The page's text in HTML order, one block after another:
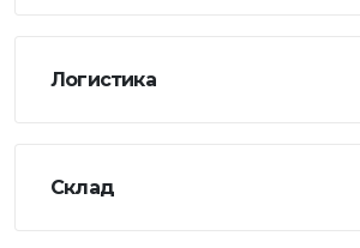
Логистика
Склад